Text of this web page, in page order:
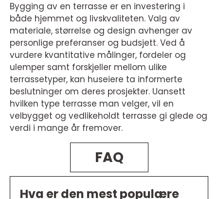
Bygging av en terrasse er en investering i
både hjemmet og livskvaliteten. Valg av
materiale, størrelse og design avhenger av
personlige preferanser og budsjett. Ved å
vurdere kvantitative målinger, fordeler og
ulemper samt forskjeller mellom ulike
terrassetyper, kan huseiere ta informerte
beslutninger om deres prosjekter. Uansett
hvilken type terrasse man velger, vil en
velbygget og vedlikeholdt terrasse gi glede og
verdi i mange år fremover.
FAQ
Hva er den mest populære